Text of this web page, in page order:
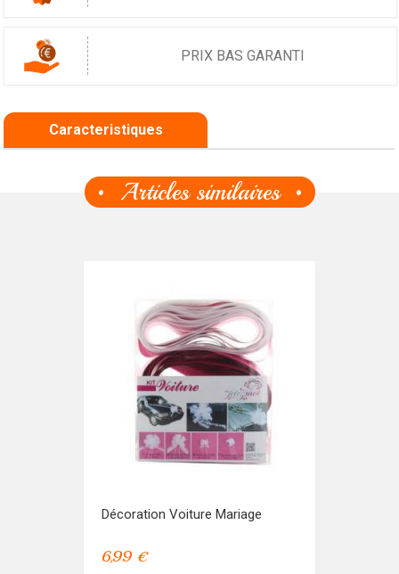
PRIX BAS GARANTI
Caracteristiques
Articles similaires
Décoration Voiture Mariage
6,99 €